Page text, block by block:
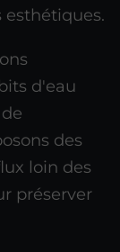
d'eau
des
loin des
préserver